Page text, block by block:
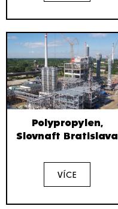
Polypropylen,
Slovnaft Bratislava
VÍCE